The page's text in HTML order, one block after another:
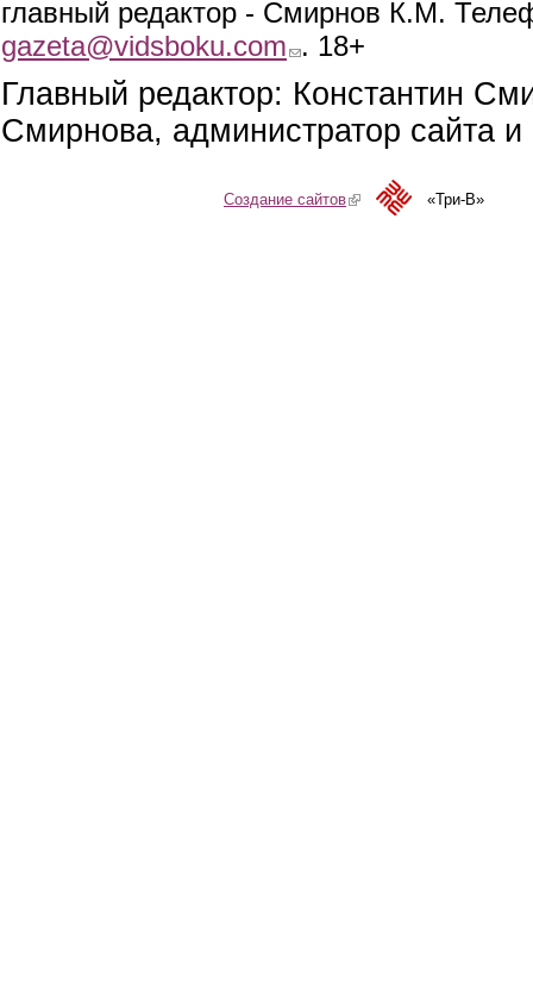
главный редактор - Смирнов К.М.
gazeta@vidsboku.com (link sends e-mail)
. 18+
Главный редактор: Константин
Смирнова, администратор сайта
Создание сайтов(link is external)«Три-В»